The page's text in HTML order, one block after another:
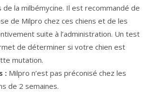
de la milbémycine. Il est recommandé de
de Milpro chez ces chiens et de les
suite à l’administration. Un test
de déterminer si votre chien est
mutation.
: Milpro n’est pas préconisé chez les
de 2 semaines.